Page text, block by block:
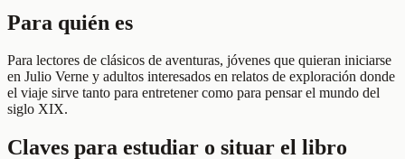
Para quién es
Para lectores de clásicos de aventuras, jóvenes que quieran iniciarse
en Julio Verne y adultos interesados en relatos de exploración donde
el viaje sirve tanto para entretener como para pensar el mundo del
siglo XIX.
Claves para estudiar o situar el libro